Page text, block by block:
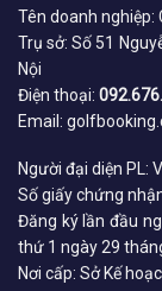
Tên doanh nghiệp:
Trụ sở: Số 51
Nội
Điện thoại:
Email:
Người đại diện PL:
Số giấy chứng
Đăng ký lần đầu
thứ 1 ngày 29
Nơi cấp: Sở Kế